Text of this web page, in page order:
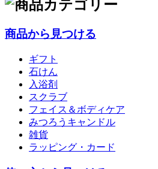
商品から見つける
ギフト
石けん
入浴剤
スクラブ
フェイス＆ボディケア
みつろうキャンドル
雑貨
ラッピング・カード